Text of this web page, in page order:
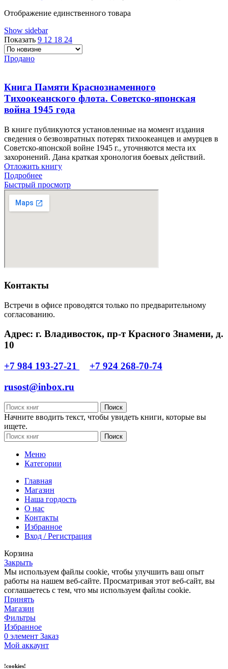
Отображение единственного товара
Show sidebar
Показать 9 12 18 24
Продано
Книга Памяти Краснознаменного
Тихоокеанского флота. Советско-японская
война 1945 года
В книге публикуются установленные на момент издания
сведения о безвозвратных потерях тихоокеанцев и амурцев в
Советско-японской войне 1945 г., уточняются места их
захоронений. Дана краткая хронология боевых действий.
Отложить книгу
Подробнее
Быстрый просмотр
Контакты
Встречи в офисе проводятся только по предварительному
согласованию.
Адрес: г. Владивосток, пр-т Красного Знамени, д.
10
+7 984 193-27-21
+7 924 268-70-74
rusost@inbox.ru
Поиск
Начните вводить текст, чтобы увидеть книги, которые вы
ищете.
Поиск
Меню
Категории
Главная
Магазин
Наша гордость
О нас
Контакты
Избранное
Вход / Регистрация
Корзина
Закрыть
Мы используем файлы cookie, чтобы улучшить ваш опыт
работы на нашем веб-сайте. Просматривая этот веб-сайт, вы
соглашаетесь с тем, что мы используем файлы cookie.
Принять
Магазин
Фильтры
Избранное
0 элемент Заказ
Мой аккаунт
!cookies!